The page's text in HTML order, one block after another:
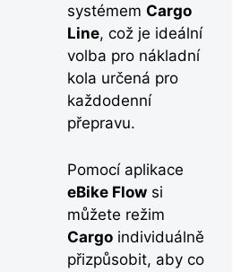
systémem Cargo
Line, což je ideální
volba pro nákladní
kola určená pro
každodenní
přepravu.
Pomocí aplikace
eBike Flow si
můžete režim
Cargo individuálně
přizpůsobit, aby co